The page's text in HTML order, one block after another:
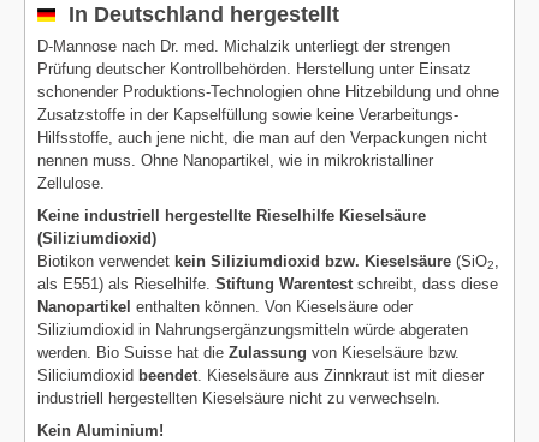
In Deutschland hergestellt
D-Mannose nach Dr. med. Michalzik unterliegt der strengen
Prüfung deutscher Kontrollbehörden. Herstellung unter Einsatz
schonender Produktions-Technologien ohne Hitzebildung und ohne
Zusatzstoffe in der Kapselfüllung sowie keine Verarbeitungs-
Hilfsstoffe, auch jene nicht, die man auf den Verpackungen nicht
nennen muss. Ohne Nanopartikel, wie in mikrokristalliner
Zellulose.
Keine industriell hergestellte Rieselhilfe Kieselsäure
(Siliziumdioxid)
Biotikon verwendet kein Siliziumdioxid bzw. Kieselsäure (SiO2
als E551) als Rieselhilfe. Stiftung Warentest schreibt, dass diese
Nanopartikel enthalten können. Von Kieselsäure oder
Siliziumdioxid in Nahrungsergänzungsmitteln würde abgeraten
werden. Bio Suisse hat die Zulassung von Kieselsäure bzw.
Siliciumdioxid beendet . Kieselsäure aus Zinnkraut ist mit dieser
industriell hergestellten Kieselsäure nicht zu verwechseln.
Kein Aluminium!